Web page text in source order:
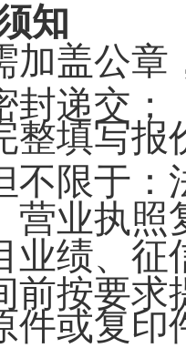
知
加盖公章
封递交；
整填写报
不限于：
营业执
业绩、征
前按要求
件或复印